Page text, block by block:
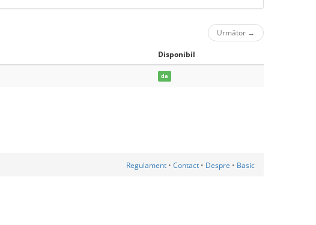
Următor →
Disponibil
da
Regulament • Contact • Despre • Basic